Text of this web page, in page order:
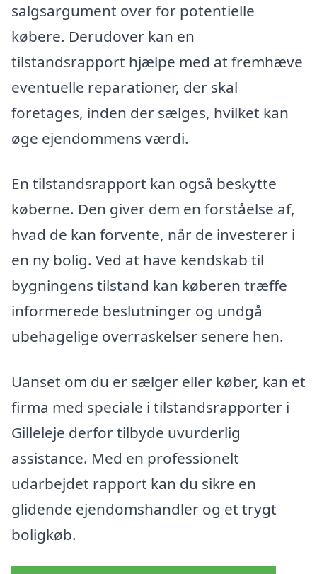
salgsargument over for potentielle
købere. Derudover kan en
tilstandsrapport hjælpe med at fremhæve
eventuelle reparationer, der skal
foretages, inden der sælges, hvilket kan
øge ejendommens værdi.
En tilstandsrapport kan også beskytte
køberne. Den giver dem en forståelse af,
hvad de kan forvente, når de investerer i
en ny bolig. Ved at have kendskab til
bygningens tilstand kan køberen træffe
informerede beslutninger og undgå
ubehagelige overraskelser senere hen.
Uanset om du er sælger eller køber, kan et
firma med speciale i tilstandsrapporter i
Gilleleje derfor tilbyde uvurderlig
assistance. Med en professionelt
udarbejdet rapport kan du sikre en
glidende ejendomshandler og et trygt
boligkøb.